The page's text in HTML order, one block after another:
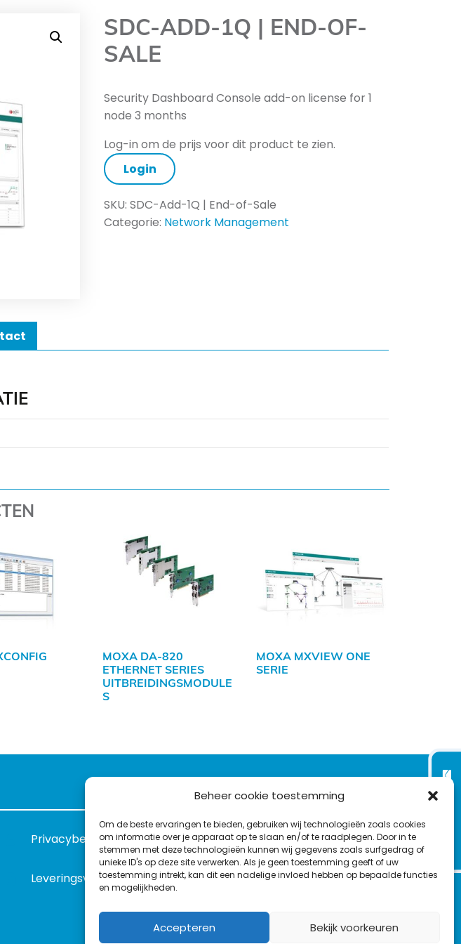
Beheer cookie toestemming
Om de beste ervaringen te bieden, gebruiken wij technologieën zoals cookies
om informatie over je apparaat op te slaan en/of te raadplegen. Door in te
stemmen met deze technologieën kunnen wij gegevens zoals surfgedrag of
unieke ID's op deze site verwerken. Als je geen toestemming geeft of uw
toestemming intrekt, kan dit een nadelige invloed hebben op bepaalde functies
en mogelijkheden.
Accepteren Bekijk voorkeuren
SDC-ADD-1Q | END-OF-
SALE
Security Dashboard Console add-on license for 1
node 3 months
Log-in om de prijs voor dit product te zien.
Login
SKU:SDC-Add-1Q | End-of-Sale
Categorie: Network Management
MOXA DA-820
ETHERNET SERIES
UITBREIDINGSMODULE
S
MOXA MXVIEW ONE
SERIE
Privacybeleid
Leveringsvoorwaarden
VOLG ONS OP:
L
i
n
I
T
w
t
F
a
c
o
Y
o
u
b
C
o
n
c